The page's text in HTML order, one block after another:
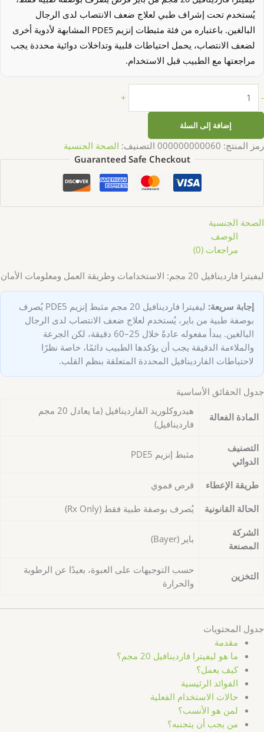
يُستخدم تحت إشراف طبي لعلاج ضعف الانتصاب لدى الرجال
البالغين. باعتباره من فئة مثبطات إنزيم PDE5 المشابهة لأدوية أخرى
لضعف الانتصاب، يحمل احتياطات قلبية وتداخلات دوائية محددة يجب
مراجعتها مع الطبيب قبل الاستخدام.
-
+
إضافة إلى السلة
رمز المنتج: 000000000060 التصنيف: الصحة الجنسية
Guaranteed Safe Checkout
الصحة الجنسية
الوصف
مراجعات (0)
ليفيترا فاردينافيل 20 مجم: الاستخدامات وطريقة العمل ومعلومات الأمان
إجابة سريعة:
ليفيترا فاردينافيل 20 مجم مثبط إنزيم PDE5 يُصرف
بوصفة طبية من باير، يُستخدم لعلاج ضعف الانتصاب لدى الرجال
البالغين. يبدأ مفعوله عادةً خلال 25–60 دقيقة، لكن الجرعة
والملاءمة الدقيقة يجب أن يؤكدها الطبيب دائمًا، خاصة نظرًا
لاحتياطات الفاردينافيل المحددة المتعلقة بنظم القلب.
جدول الحقائق الأساسية
المادة الفعالة
هيدروكلوريد الفاردينافيل (ما يعادل 20 مجم
فاردينافيل)
التصنيف
الدوائي
مثبط إنزيم PDE5
طريقة الإعطاء
قرص فموي
الحالة القانونية
يُصرف بوصفة طبية فقط (Rx Only)
الشركة
المصنعة
باير (Bayer)
التخزين
حسب التوجيهات على العبوة، بعيدًا عن الرطوبة
والحرارة
جدول المحتويات
مقدمة
ما هو ليفيترا فاردينافيل 20 مجم؟
كيف يعمل؟
الفوائد الرئيسية
حالات الاستخدام الفعلية
لمن هو الأنسب؟
من يجب أن يتجنبه؟